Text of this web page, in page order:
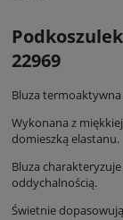
22969
Bluza termoaktywna
Wykonana z
domieszką elastanu.
Bluza
oddychalnością.
Świetnie